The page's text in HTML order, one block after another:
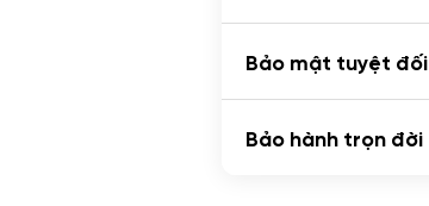
Bảo mật tuyệt đối
Bảo hành trọn đời